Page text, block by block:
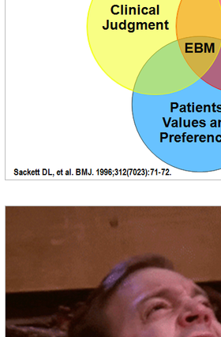
Fevereiro 2026 Janeiro 2026
Setembro
Junho 2025 Dezembro
Setembro 2024 Julho 2024